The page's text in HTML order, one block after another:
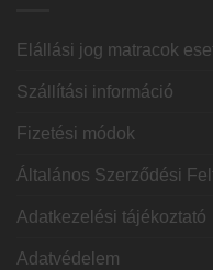
Elállási jog matracok
Szállítási információ
Fizetési módok
Általános Szerződési
Adatkezelési tájékoztató
Adatvédelem